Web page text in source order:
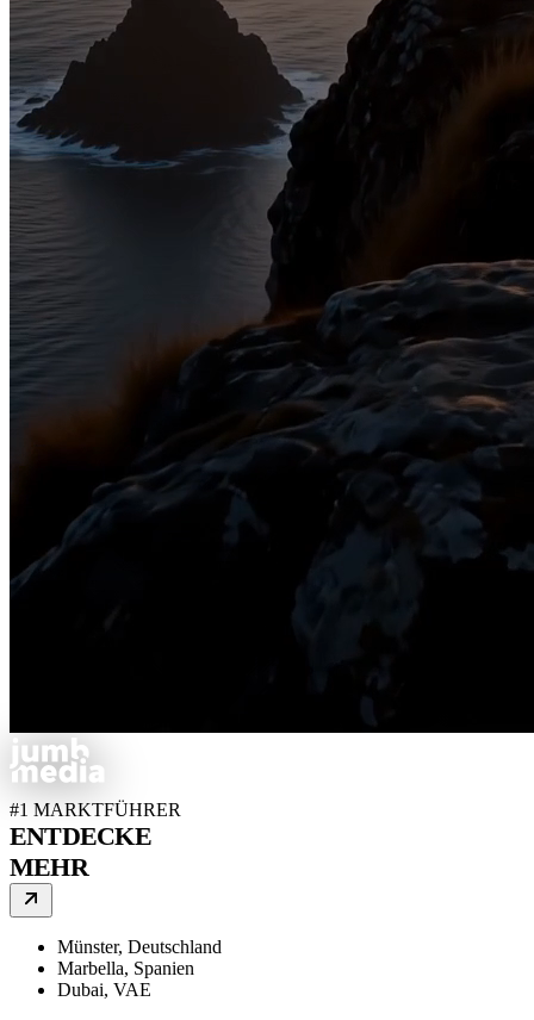
#1 MARKTFÜHRER
ENTDECKE
MEHR
Münster, Deutschland
Marbella, Spanien
Dubai, VAE